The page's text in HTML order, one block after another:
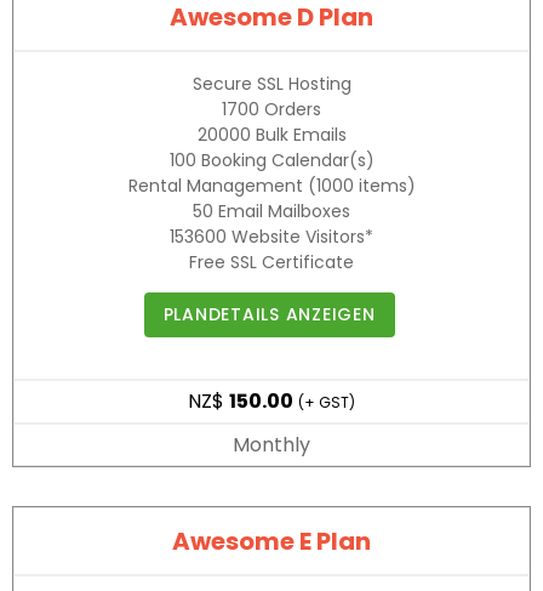
Awesome D Plan
Secure SSL Hosting
1700 Orders
20000 Bulk Emails
100 Booking Calendar(s)
Rental Management (1000 items)
50 Email Mailboxes
153600 Website Visitors*
Free SSL Certificate
PLANDETAILS ANZEIGEN
NZ$ 150.00 (+ GST)
Monthly
Awesome E Plan